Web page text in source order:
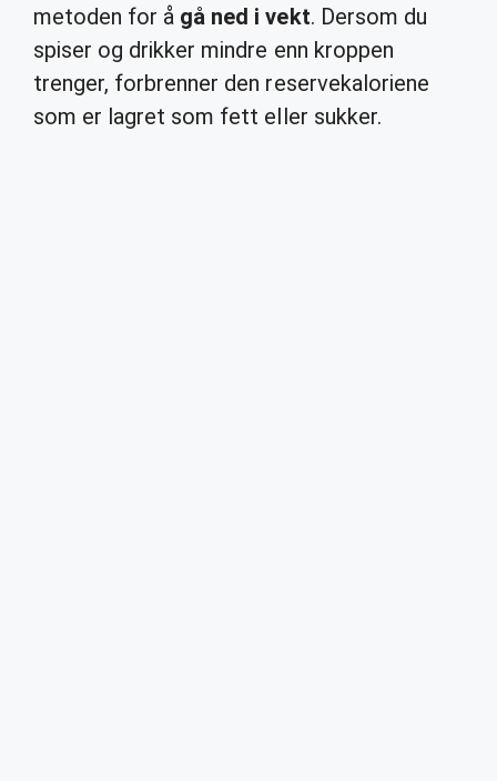
metoden for å gå ned i vekt. Dersom du
spiser og drikker mindre enn kroppen
trenger, forbrenner den reservekaloriene
som er lagret som fett eller sukker.